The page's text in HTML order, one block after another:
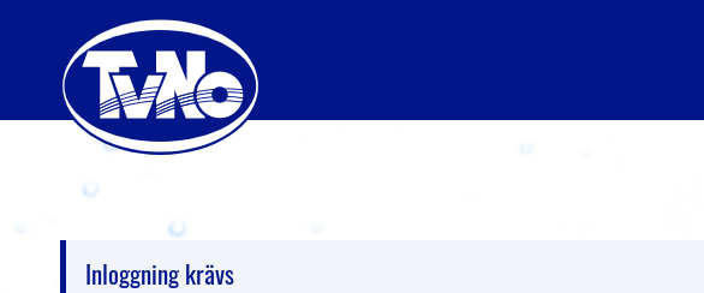
Inloggning krävs